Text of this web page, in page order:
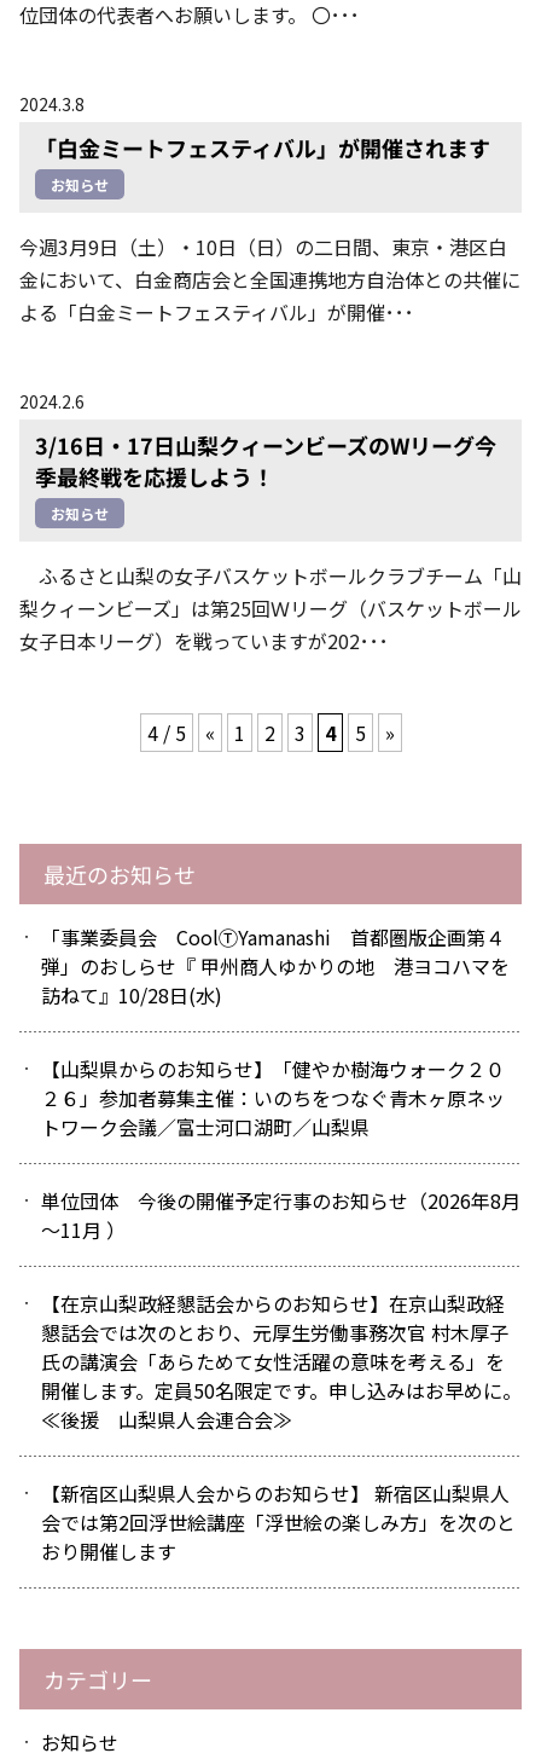
位団体の代表者へお願いします。 〇･･･
2024.3.8
「白金ミートフェスティバル」が開催されます
お知らせ
今週3月9日（土）・10日（日）の二日間、東京・港区白
金において、白金商店会と全国連携地方自治体との共催に
よる「白金ミートフェスティバル」が開催･･･
2024.2.6
3/16日・17日山梨クィーンビーズのWリーグ今
季最終戦を応援しよう！
お知らせ
ふるさと山梨の女子バスケットボールクラブチーム「山
梨クィーンビーズ」は第25回Ｗリーグ（バスケットボール
女子日本リーグ）を戦っていますが202･･･
4 / 5 « 1 2 3 4 5 »
最近のお知らせ
「事業委員会 CoolⓉYamanashi 首都圏版企画第４
弾」のおしらせ『 甲州商人ゆかりの地 港ヨコハマを
訪ねて』10/28日(水)
【山梨県からのお知らせ】「健やか樹海ウォーク２０
２６」参加者募集主催：いのちをつなぐ青木ヶ原ネッ
トワーク会議／富士河口湖町／山梨県
単位団体 今後の開催予定行事のお知らせ（2026年8月
～11月 ）
【在京山梨政経懇話会からのお知らせ】在京山梨政経
懇話会では次のとおり、元厚生労働事務次官 村木厚子
氏の講演会「あらためて女性活躍の意味を考える」を
開催します。定員50名限定です。申し込みはお早めに。
≪後援 山梨県人会連合会≫
【新宿区山梨県人会からのお知らせ】 新宿区山梨県人
会では第2回浮世絵講座「浮世絵の楽しみ方」を次のと
おり開催します
カテゴリー
お知らせ